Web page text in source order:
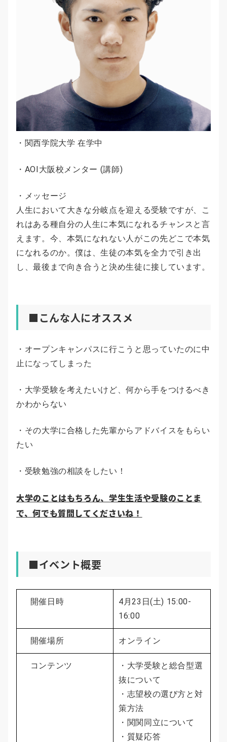
・関西学院大学 在学中
・AOI大阪校メンター (講師)
・メッセージ
人生において大きな分岐点を迎える受験ですが、こ
れはある種自分の人生に本気になれるチャンスと言
えます。今、本気になれない人がこの先どこで本気
になれるのか。僕は、生徒の本気を全力で引き出
し、最後まで向き合うと決め生徒に接しています。
■こんな人にオススメ
・オープンキャンパスに行こうと思っていたのに中
止になってしまった
・大学受験を考えたいけど、何から手をつけるべき
かわからない
・その大学に合格した先輩からアドバイスをもらい
たい
・受験勉強の相談をしたい！
大学のことはもちろん、学生生活や受験のことま
で、何でも質問してくださいね！
■イベント概要
開催日時
4月23日(土) 15:00-
16:00
開催場所 オンライン
コンテンツ
・大学受験と総合型選
抜について
・志望校の選び方と対
策方法
・関関同立について
・質疑応答